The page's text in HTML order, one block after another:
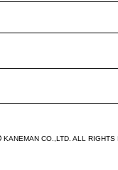
KANEMAN CO.,LTD. ALL RIGHTS